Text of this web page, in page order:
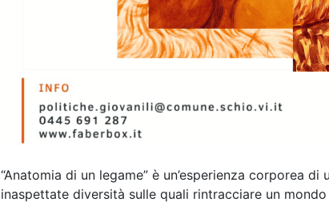
“Anatomia di un legame” è un’esperienza corporea
inaspettate diversità sulle quali rintracciare un